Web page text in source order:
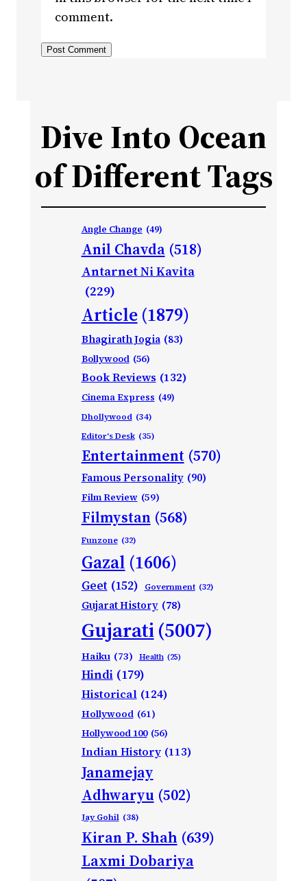
comment.
Dive Into Ocean
of Different Tags
Angle Change (49)
Anil Chavda (518)
Antarnet Ni Kavita
(229)
Article (1879)
Bhagirath Jogia (83)
Bollywood (56)
Book Reviews (132)
Cinema Express (49)
Dhollywood (34)
Editor's Desk (35)
Entertainment (570)
Famous Personality (90)
Film Review (59)
Filmystan (568)
Funzone (32)
Gazal (1606)
Geet (152) Government (32)
Gujarat History (78)
Gujarati(5007)
Haiku (73) Health (25)
Hindi (179)
Historical (124)
Hollywood (61)
Hollywood 100 (56)
Indian History (113)
Janamejay
Adhwaryu (502)
Jay Gohil (38)
Kiran P. Shah (639)
Laxmi Dobariya